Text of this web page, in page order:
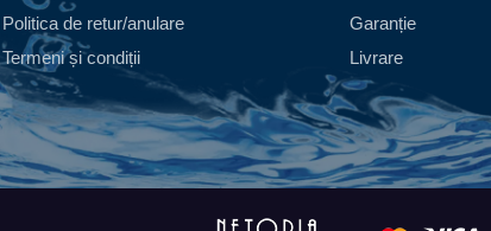
Politica de retur/anulare
Termeni și condiții
Garanție
Livrare